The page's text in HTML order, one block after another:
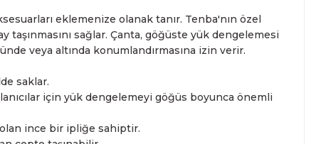
eklemenize olanak tanır. Tenba'nın özel
taşınmasını sağlar. Çanta, göğüste yük dengelemesi
veya altında konumlandırmasına izin verir.
saklar.
için yük dengelemeyi göğüs boyunca önemli
ince bir ipliğe sahiptir.